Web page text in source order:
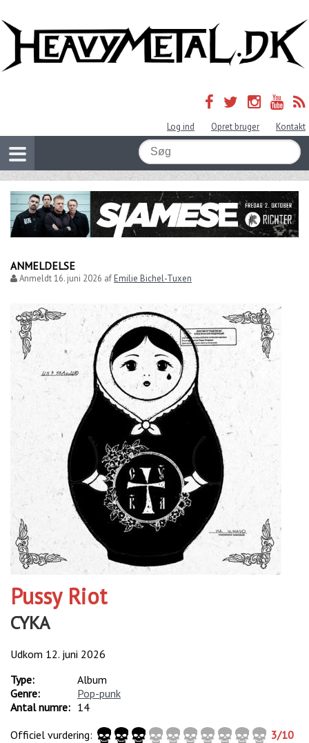
Log ind Opret bruger Kontakt
ANMELDELSE
Anmeldt16. juni 2026 afEmilie Bichel-Tuxen
Pussy Riot
CYKA
Udkom 12. juni 2026
Type:
Album
Genre:
Pop-punk
Antal numre: 14
Officiel vurdering:
3/10